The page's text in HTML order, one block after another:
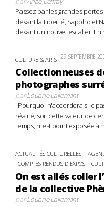
Passez par les grandes
devant la Liberté, Sappho et
devant un nouvel escalier.
CULTURE & ARTS 29 SEPTEMBRE
Collectionneuses
photographes
parLouane Lallemant
"Pourquoi n'accorderais-je
réalité, soit cette valeur de
temps, n'est point exposée à
ACTUALITÉS CULTURELLES
COMPTES RENDUS D'EXPOS
On est allés coller
de la collective
parLouane Lallemant